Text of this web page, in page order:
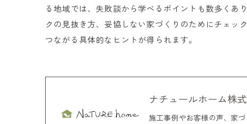
る地域では、失敗談から学べるポイントも数多くあ
クの見抜き方、妥協しない家づくりのためにチェッ
つながる具体的なヒントが得られます。
ナチュールホーム株
施工事例やお客様の声、家